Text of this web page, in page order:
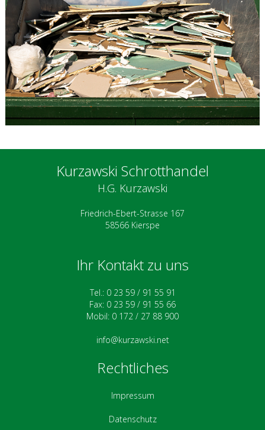
Kurzawski Schrotthandel
H.G. Kurzawski
Friedrich-Ebert-Strasse 167
58566 Kierspe
Ihr Kontakt zu uns
Tel.: 0 23 59 / 91 55 91
Fax: 0 23 59 / 91 55 66
Mobil: 0 172 / 27 88 900
info@kurzawski.net
Rechtliches
Impressum
Datenschutz